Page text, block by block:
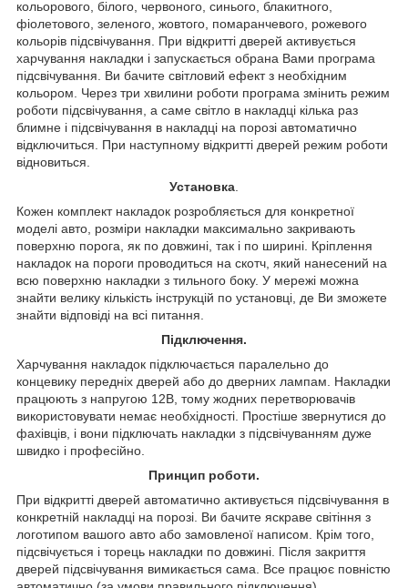
кольорового, білого, червоного, синього, блакитного,
фіолетового, зеленого, жовтого, помаранчевого, рожевого
кольорів підсвічування. При відкритті дверей активується
харчування накладки і запускається обрана Вами програма
підсвічування. Ви бачите світловий ефект з необхідним
кольором. Через три хвилини роботи програма змінить режим
роботи підсвічування, а саме світло в накладці кілька раз
блимне і підсвічування в накладці на порозі автоматично
відключиться. При наступному відкритті дверей режим роботи
відновиться.
Установка
Кожен комплект накладок розробляється для конкретної
моделі авто, розміри накладки максимально закривають
поверхню порога, як по довжині, так і по ширині. Кріплення
накладок на пороги проводиться на скотч, який нанесений на
всю поверхню накладки з тильного боку. У мережі можна
знайти велику кількість інструкцій по установці, де Ви зможете
знайти відповіді на всі питання.
Підключення.
Харчування накладок підключається паралельно до
концевику передніх дверей або до дверних лампам. Накладки
працюють з напругою 12В, тому жодних перетворювачів
використовувати немає необхідності. Простіше звернутися до
фахівців, і вони підключать накладки з підсвічуванням дуже
швидко і професійно.
Принцип роботи.
При відкритті дверей автоматично активується підсвічування в
конкретній накладці на порозі. Ви бачите яскраве світіння з
логотипом вашого авто або замовленої написом. Крім того,
підсвічується і торець накладки по довжині. Після закриття
дверей підсвічування вимикається сама. Все працює повністю